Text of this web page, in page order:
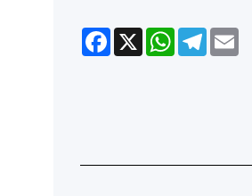
Facebook
X WhatsApp